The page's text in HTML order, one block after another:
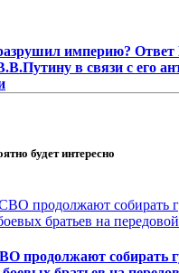
империю? Ответ
в связи с его
будет интересно
продолжают собирать